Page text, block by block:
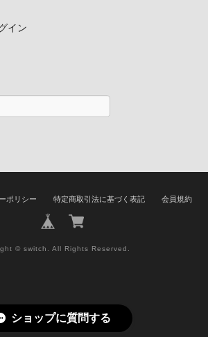
イン
ポリシー 特定商取引法に基づく表記 会員規約
© switch. All Rights Reserved.
ショップに質問する